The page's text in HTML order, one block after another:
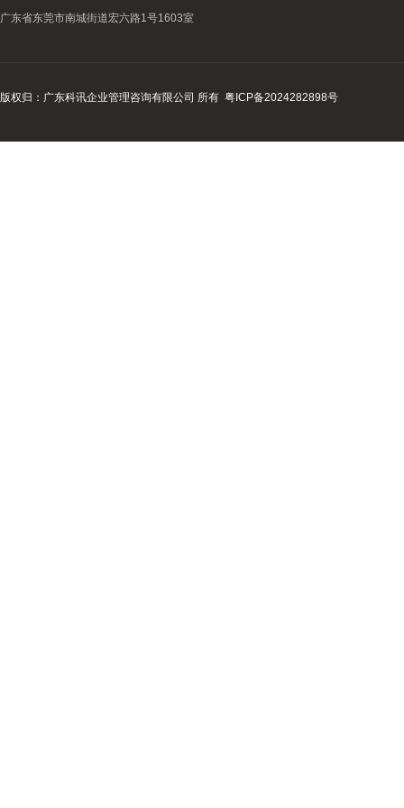
广东省东莞市南城街道宏六路1号1603室
版权归：广东科讯企业管理咨询有限公司 所有 粤ICP备2024282898号